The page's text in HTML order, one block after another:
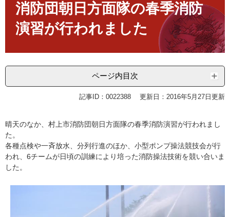
消防団朝日方面隊の春季消防
演習が行われました
ページ内目次
記事ID：0022388 更新日：2016年5月27日更新
晴天のなか、村上市消防団朝日方面隊の春季消防演習が行われまし
た。
各種点検や一斉放水、分列行進のほか、小型ポンプ操法競技会が行
われ、6チームが日頃の訓練により培った消防操法技術を競い合いま
した。